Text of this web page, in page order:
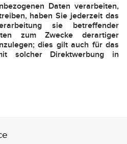
Daten verarbeiten,
haben Sie jederzeit das
sie betreffender
zum Zwecke derartiger
dies gilt auch für das
solcher Direktwerbung in